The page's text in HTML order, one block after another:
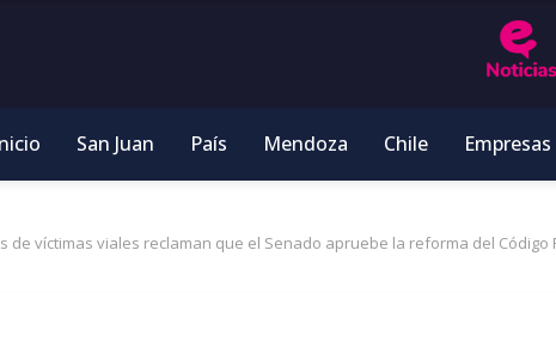
San Juan País Mendoza Chile Empresas
de víctimas viales reclaman que el Senado apruebe la reforma del Código